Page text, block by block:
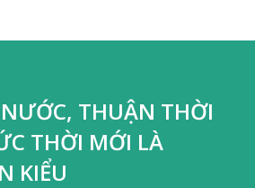
THUẬN THỜI
THỜI MỚI LÀ
KIỂU